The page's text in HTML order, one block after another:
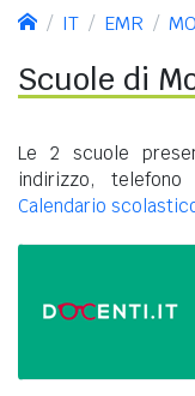
IT EMR MO
Scuole di
Le 2 scuole
indirizzo,
Calendario